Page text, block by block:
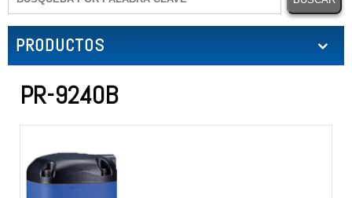
Aplicación
Noticias
E-Catálogo
Contáctenos
Mapa del Sitio
PRODUCTOS
PR-9240B